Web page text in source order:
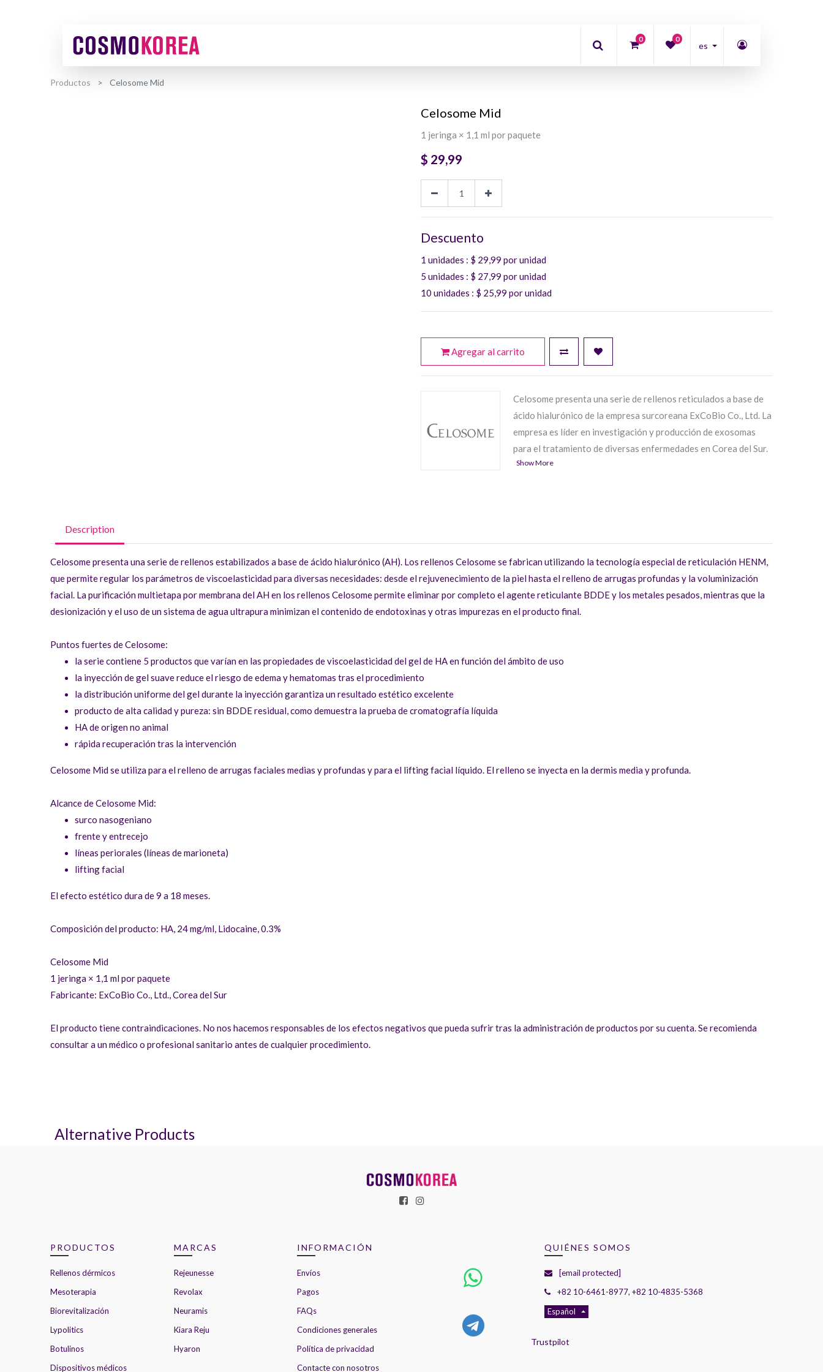
0 0
es
Productos Celosome Mid
Celosome Mid
1 jeringa × 1,1 ml por paquete
$ 29,99
Descuento
1 unidades : $ 29,99 por unidad
5 unidades : $ 27,99 por unidad
10 unidades : $ 25,99 por unidad
Agregar al carrito
Celosome presenta una serie de rellenos reticulados a base de
ácido hialurónico de la empresa surcoreana ExCoBio Co., Ltd. La
empresa es líder en investigación y producción de exosomas
para el tratamiento de diversas enfermedades en Corea del Sur.
Además de productos médicos, ExCoBio Co., Ltd. fabrica
(Celosome Soft), el relleno de pliegues y arrugas de medios a
graves (Celosome Mid,Celosome Strong), así como el contorno
facial, el lifting facial líquido y la voluminización facial
(Celosome Strong,Celosome Implant).
Show More
Description
Celosome presenta una serie de rellenos estabilizados a base de ácido hialurónico (AH). Los rellenos Celosome se fabrican utilizando la tecnología especial de reticulación HENM,
que permite regular los parámetros de viscoelasticidad para diversas necesidades: desde el rejuvenecimiento de la piel hasta el relleno de arrugas profundas y la voluminización
facial. La purificación multietapa por membrana del AH en los rellenos Celosome permite eliminar por completo el agente reticulante BDDE y los metales pesados, mientras que la
desionización y el uso de un sistema de agua ultrapura minimizan el contenido de endotoxinas y otras impurezas en el producto final.
Puntos fuertes de Celosome:
la serie contiene 5 productos que varían en las propiedades de viscoelasticidad del gel de HA en función del ámbito de uso
la inyección de gel suave reduce el riesgo de edema y hematomas tras el procedimiento
la distribución uniforme del gel durante la inyección garantiza un resultado estético excelente
producto de alta calidad y pureza: sin BDDE residual, como demuestra la prueba de cromatografía líquida
HA de origen no animal
rápida recuperación tras la intervención
Celosome Mid se utiliza para el relleno de arrugas faciales medias y profundas y para el lifting facial líquido. El relleno se inyecta en la dermis media y profunda.
Alcance de Celosome Mid:
surco nasogeniano
frente y entrecejo
líneas periorales (líneas de marioneta)
lifting facial
El efecto estético dura de 9 a 18 meses.
Composición del producto: HA, 24 mg/ml, Lidocaine, 0.3%
Celosome Mid
1 jeringa × 1,1 ml por paquete
Fabricante: ExCoBio Co., Ltd., Corea del Sur
El producto tiene contraindicaciones. No nos hacemos responsables de los efectos negativos que pueda sufrir tras la administración de productos por su cuenta. Se recomienda
consultar a un médico o profesional sanitario antes de cualquier procedimiento.
Alternative Products
PRODUCTOS
Rellenos dérmicos
Mesoterapia
Biorevitalización
Lypolitics
Botulinos
Dispositivos médicos
MARCAS
Rejeunesse
Revolax
Neuramis
Kiara Reju
Hyaron
INFORMACIÓN
Envíos
Pagos
FAQs
Condiciones generales
Política de privacidad
Contacte con nosotros
QUIÉNES SOMOS
[email protected]
+82 10-6461-8977, +82 10-4835-5368
Español
Trustpilot